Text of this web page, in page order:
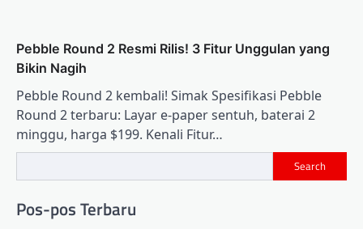
Pebble Round 2 Resmi Rilis! 3 Fitur Unggulan yang
Bikin Nagih
Pebble Round 2 kembali! Simak Spesifikasi Pebble
Round 2 terbaru: Layar e-paper sentuh, baterai 2
minggu, harga $199. Kenali Fitur…
Search
Pos-pos Terbaru